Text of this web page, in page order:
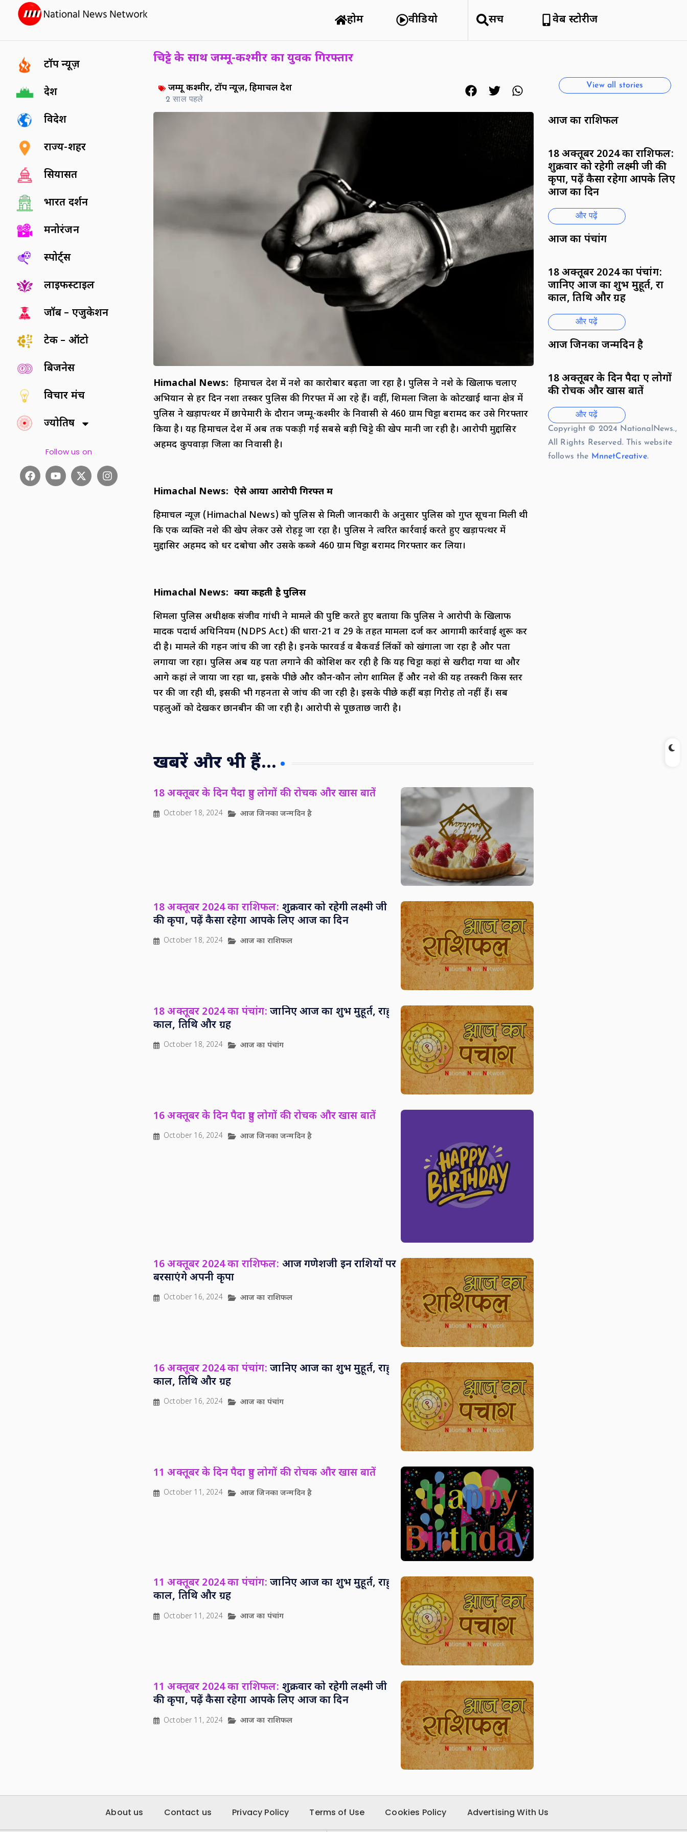
होम वीडियो सर्च वेब स्टोरीज
टॉप न्यूज़
देश
विदेश
राज्य-शहर
सियासत
भारत दर्शन
मनोरंजन
स्पोर्ट्स
लाइफस्टाइल
जॉब – एजुकेशन
टेक – ऑटो
बिजनेस
विचार मंच
ज्योतिष
Follow us on
चिट्टे के साथ जम्मू-कश्मीर का युवक गिरफ्तार
जम्मू कश्मीर, टॉप न्यूज़, हिमाचल प्रदेश
2 साल पहले
Himachal News: हिमाचल प्रदेश में नशे का कारोबार बढ़ता जा रहा है। पुलिस ने नशे के खिलाफ चलाए
अभियान से हर दिन नशा तस्कर पुलिस की गिरफ्त में आ रहे हैं। वहीं, शिमला जिला के कोटखाई थाना क्षेत्र में
पुलिस ने खड़ापत्थर में छापेमारी के दौरान जम्मू-कश्मीर के निवासी से 460 ग्राम चिट्टा बरामद कर उसे गिरफ्तार
किया है। यह हिमाचल प्रदेश में अब तक पकड़ी गई सबसे बड़ी चिट्टे की खेप मानी जा रही है। आरोपी मुद्दासिर
अहमद कुपवाड़ा जिला का निवासी है।
Himachal News: ऐसे आया आरोपी गिरफ्त में
हिमाचल न्यूज़ (Himachal News) को पुलिस से मिली जानकारी के अनुसार पुलिस को गुप्त सूचना मिली थी
कि एक व्यक्ति नशे की खेप लेकर उसे रोहड़ू जा रहा है। पुलिस ने त्वरित कार्रवाई करते हुए खड़ापत्थर में
मुद्दासिर अहमद को धर दबोचा और उसके कब्जे 460 ग्राम चिट्टा बरामद गिरफ्तार कर लिया।
Himachal News: क्या कहती है पुलिस
शिमला पुलिस अधीक्षक संजीव गांधी ने मामले की पुष्टि करते हुए बताया कि पुलिस ने आरोपी के खिलाफ
मादक पदार्थ अधिनियम (NDPS Act) की धारा-21 व 29 के तहत मामला दर्ज कर आगामी कार्रवाई शुरू कर
दी है। मामले की गहन जांच की जा रही है। इनके फारवर्ड व बैकवर्ड लिंकों को खंगाला जा रहा है और पता
लगाया जा रहा। पुलिस अब यह पता लगाने की कोशिश कर रही है कि यह चिट्टा कहां से खरीदा गया था और
आगे कहां ले जाया जा रहा था, इसके पीछे और कौन-कौन लोग शामिल हैं और नशे की यह तस्करी किस स्तर
पर की जा रही थी, इसकी भी गहनता से जांच की जा रही है। इसके पीछे कहीं बड़ा गिरोह तो नहीं हैं। सब
पहलुओं को देखकर छानबीन की जा रही है। आरोपी से पूछताछ जारी है।
खबरें और भी हैं...
18 अक्तूबर के दिन पैदा हुए लोगों की रोचक और खास बातें
October 18, 2024 आज जिनका जन्मदिन है
18 अक्तूबर 2024 का राशिफल: शुक्रवार को रहेगी लक्ष्मी जी
की कृपा, पढ़ें कैसा रहेगा आपके लिए आज का दिन
October 18, 2024 आज का राशिफल
18 अक्तूबर 2024 का पंचांग: जानिए आज का शुभ मुहूर्त, राहु
काल, तिथि और ग्रह
October 18, 2024 आज का पंचांग
16 अक्तूबर के दिन पैदा हुए लोगों की रोचक और खास बातें
October 16, 2024 आज जिनका जन्मदिन है
16 अक्तूबर 2024 का राशिफल: आज गणेशजी इन राशियों पर
बरसाएंगे अपनी कृपा
October 16, 2024 आज का राशिफल
16 अक्तूबर 2024 का पंचांग: जानिए आज का शुभ मुहूर्त, राहु
काल, तिथि और ग्रह
October 16, 2024 आज का पंचांग
11 अक्तूबर के दिन पैदा हुए लोगों की रोचक और खास बातें
October 11, 2024 आज जिनका जन्मदिन है
11 अक्तूबर 2024 का पंचांग: जानिए आज का शुभ मुहूर्त, राहु
काल, तिथि और ग्रह
October 11, 2024 आज का पंचांग
11 अक्तूबर 2024 का राशिफल: शुक्रवार को रहेगी लक्ष्मी जी
की कृपा, पढ़ें कैसा रहेगा आपके लिए आज का दिन
October 11, 2024 आज का राशिफल
हिमाचल क्यों है सैलानियों को इतना
View all stories
आज का राशिफल
18 अक्तूबर 2024 का राशिफल:
शुक्रवार को रहेगी लक्ष्मी जी की
कृपा, पढ़ें कैसा रहेगा आपके लिए
आज का दिन
और पढ़ें
आज का पंचांग
18 अक्तूबर 2024 का पंचांग:
जानिए आज का शुभ मुहूर्त, राहु
काल, तिथि और ग्रह
और पढ़ें
आज जिनका जन्मदिन है
18 अक्तूबर के दिन पैदा हुए लोगों
की रोचक और खास बातें
और पढ़ें
Copyright © 2024 NationalNews.,
All Rights Reserved. This website
follows the MnnetCreative.
About us Contact us Privacy Policy Terms of Use Cookies Policy Advertising With Us